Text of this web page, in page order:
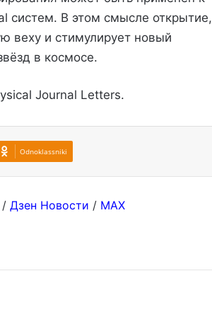
систем. В этом смысле открытие,
веху и стимулирует новый
в космосе.
Journal Letters.
Odnoklassniki
/ Дзен Новости / MAX